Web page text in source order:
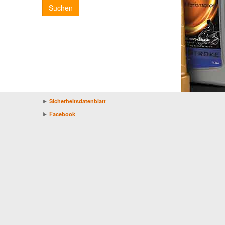
Suchen
► Sicherheitsdatenblatt
► Facebook